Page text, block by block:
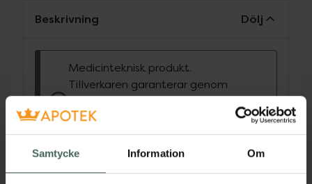
Samtycke Information Om
Beskrivning Dölj
Medicinteknisk produkt.
Tillverkaren garanterar genom
CE-märkning att produkten är
säker att använda och uppfyller
gällande krav.
FUTURO™ PREMIUM
KOMPRESSIONFOTLEDSSKYDD L/XL tar